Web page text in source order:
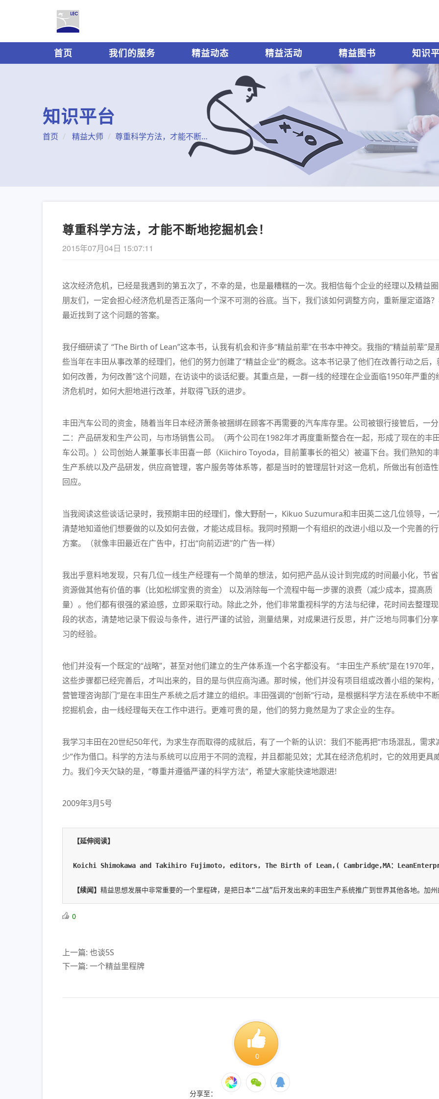
首页 我们的服务 精益动态 精益活动 精益图书 知识
知识平台
首页 精益大师 尊重科学方法，才能不断地挖掘机会！
尊重科学方法，才能不断地挖掘机会！
2015年07月04日 15:07:11
这次经济危机，已经是我遇到的第五次了，不幸的是，也是最糟糕的一次。我相信每个企业的经理以及精益
朋友们，一定会担心经济危机是否正落向一个深不可测的谷底。当下，我们该如何调整方向，重新厘定道路
最近找到了这个问题的答案。
我仔细研读了 “The Birth of Lean”这本书，认我有机会和许多“精益前辈”在书本中神交。我指的“精益前辈”是
些当年在丰田从事改革的经理们，他们的努力创建了“精益企业”的概念。这本书记录了他们在改善行动之后，
如何改善，为何改善”这个问题，在访谈中的谈话纪要。其重点是，一群一线的经理在企业面临1950年严重的
济危机时，如何大胆地进行改革，并取得飞跃的进步。
丰田汽车公司的资金，随着当年日本经济萧条被捆绑在顾客不再需要的汽车库存里。公司被银行接管后，一
二：产品研发和生产公司，与市场销售公司。（两个公司在1982年才再度重新整合在一起，形成了现在的丰
车公司。）公司创始人兼董事长丰田喜一郎（Kiichiro Toyoda，目前董事长的祖父）被逼下台。我们熟知的
生产系统以及产品研发，供应商管理，客户服务等体系等，都是当时的管理层针对这一危机，所做出有创造
回应。
当我阅读这些谈话记录时，我预期丰田的经理们，像大野耐一，Kikuo Suzumura和丰田英二这几位领导，一
清楚地知道他们想要做的以及如何去做，才能达成目标。我同时预期一个有组织的改进小组以及一个完善的
方案。（就像丰田最近在广告中，打出“向前迈进”的广告一样）
我出乎意料地发现，只有几位一线生产经理有一个简单的想法，如何把产品从设计到完成的时间最小化，节
资源做其他有价值的事（比如松绑宝贵的资金） 以及消除每一个流程中每一步骤的浪费（减少成本，提高质
量）。他们都有很强的紧迫感，立即采取行动。除此之外，他们非常重视科学的方法与纪律，花时间去整理
段的状态，清楚地记录下假设与条件，进行严谨的试验，测量结果，对成果进行反思，并广泛地与同事们分
习的经验。
他们并没有一个既定的“战略”，甚至对他们建立的生产体系连一个名字都没有。 “丰田生产系统”是在1970年
这些步骤都已经完善后，才叫出来的，目的是与供应商沟通。那时候，他们并没有项目组或改善小组的架构
营管理咨询部门”是在丰田生产系统之后才建立的组织。丰田强调的“创新”行动，是根据科学方法在系统中不
挖掘机会，由一线经理每天在工作中进行。更难可贵的是，他们的努力竟然是为了求企业的生存。
我学习丰田在20世纪50年代，为求生存而取得的成就后，有了一个新的认识：我们不能再把“市场混乱，需求
少”作为借口。科学的方法与系统可以应用于不同的流程，并且都能见效；尤其在经济危机时，它的效用更具
力。我们今天欠缺的是，“尊重并遵循严谨的科学方法“，希望大家能快速地跟进!
2009年3月5号
【延伸阅读】
Koichi Shimokawa and Takihiro Fujimoto, editors, The Birth of Lean,( Cambridge,MA：
【续闻】 精益思想发展中非常重要的一个里程碑，是把日本“二战”后开发出来的丰田生产系统推广到世界其他各地。加
0
上一篇: 也谈5S
下一篇: 一个精益里程牌
0
分享至：